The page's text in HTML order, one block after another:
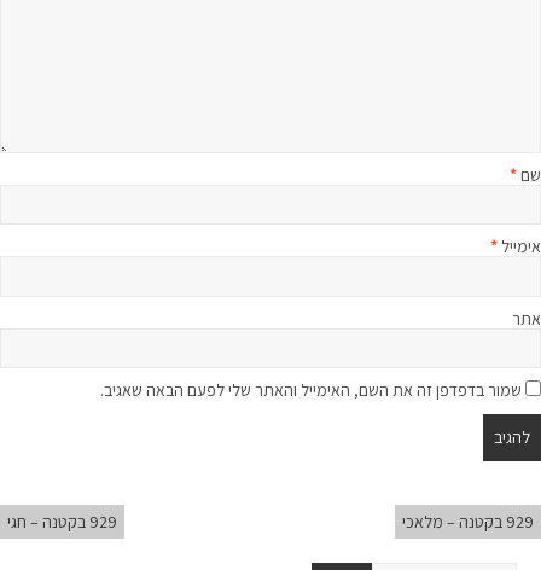
שם*
אימייל *
אתר
שמור בדפדפן זה את השם, האימייל והאתר שלי לפעם הבאה שאגיב.
929 בקטנה – מלאכי 929 בקטנה – חגי